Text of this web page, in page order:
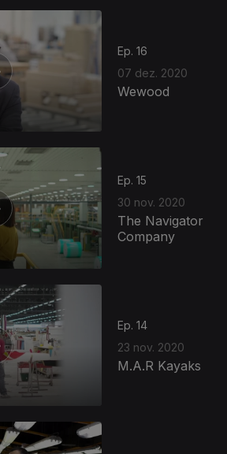
Ep. 16
07 dez. 2020
Wewood
Ep. 15
30 nov. 2020
The Navigator
Company
Ep. 14
23 nov. 2020
M.A.R Kayaks